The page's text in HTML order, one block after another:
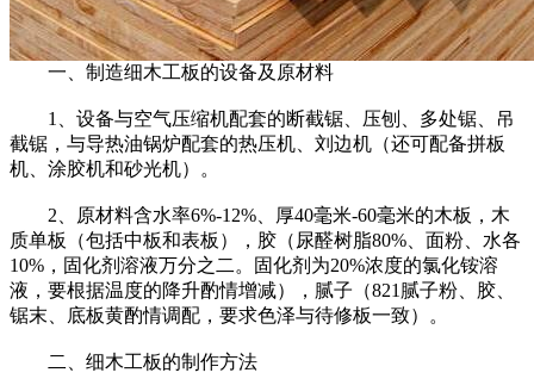
一、制造细木工板的设备及原材料
1、设备与空气压缩机配套的断截锯、压刨、多处锯、吊
截锯，与导热油锅炉配套的热压机、刘边机（还可配备拼板
机、涂胶机和砂光机）。
2、原材料含水率6%-12%、厚40毫米-60毫米的木板，木
质单板（包括中板和表板），胶（尿醛树脂80%、面粉、水各
10%，固化剂溶液万分之二。固化剂为20%浓度的氯化铵溶
液，要根据温度的降升酌情增减），腻子（821腻子粉、胶、
锯末、底板黄酌情调配，要求色泽与待修板一致）。
二、细木工板的制作方法